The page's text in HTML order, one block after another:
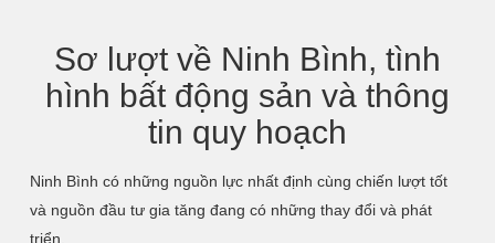
Sơ lượt về Ninh Bình, tình
hình bất động sản và thông
tin quy hoạch
Ninh Bình có những nguồn lực nhất định cùng chiến lượt tốt
và nguồn đầu tư gia tăng đang có những thay đổi và phát
triển.